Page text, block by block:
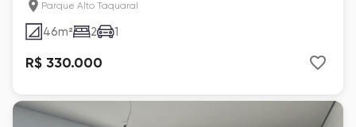
Parque Alto Taquaral
46m² 2 1
R$ 330.000